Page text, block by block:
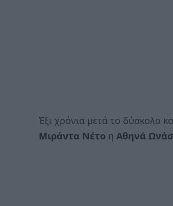
Έξι χρόνια μετά το δύσκολο
Μιράντα Νέτο η Αθηνά